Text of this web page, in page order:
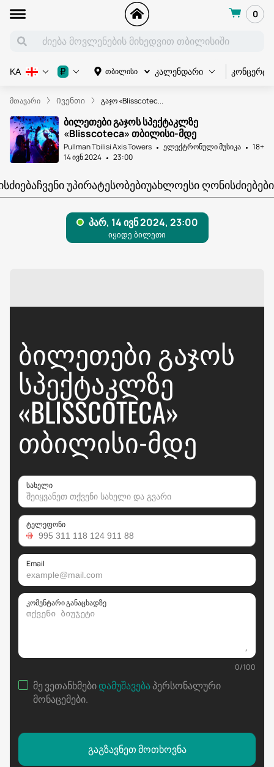
0
თბილისი კალენდარი კონცერტი
KA ₽
მთავარი Ივენთი გაჯო «Blisscotec...
ბილეთები გაჯოს სპექტაკლზე
«Blisscoteca» თბილისი-მდე
Pullman Tbilisi Axis Towers ელექტრონული მუსიკა
18+
14 ივნ 2024
23:00
ᲩᲕᲔᲜᲘ ᲣᲞᲘᲠᲐᲢᲔᲡᲝᲑᲔᲑᲘᲣᲐᲮᲚᲝᲔᲡᲘ ᲦᲝᲜᲘᲡᲫᲘᲔᲑᲔᲑᲘ
ᲑᲘᲚᲔᲗᲔᲑᲘ ᲒᲐᲯᲝᲡ
ᲡᲞᲔᲥᲢᲐᲙᲚᲖᲔ
«BLISSCOTECA»
ᲗᲑᲘᲚᲘᲡᲘ-ᲛᲓᲔ
სახელი
ტელეფონი
Email
კომენტარი განაცხადზე
0/100
მე ვეთანხმებიდამუშავებაპერსონალური
მონაცემები.
გაგზავნეთ მოთხოვნა